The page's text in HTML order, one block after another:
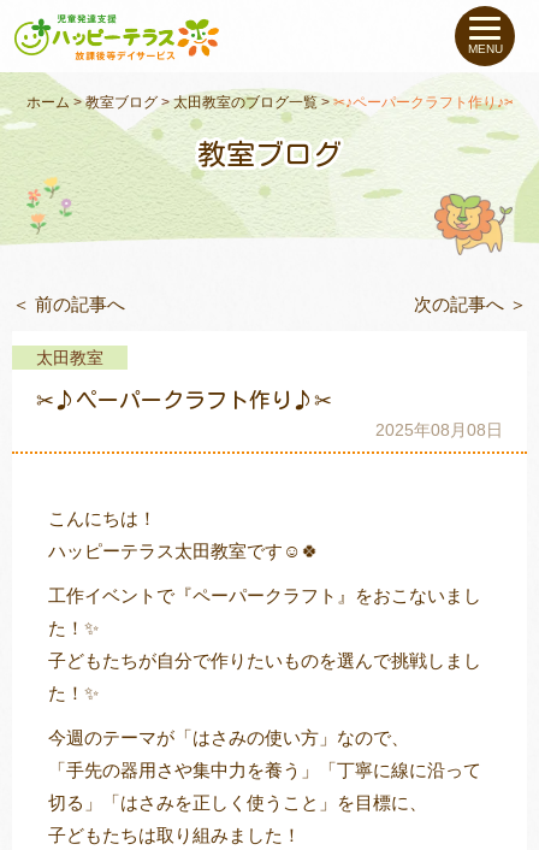
私たちについて
未就学のお子さま（０〜６才）
小学生〜高校生のお子さま
支援事例
教室一覧
MENU
ホーム >教室ブログ>太田教室のブログ一覧>✂♪ペーパークラフト作り♪✂
教室ブログ
＜ 前の記事へ 次の記事へ ＞
太田教室
✂♪ペーパークラフト作り♪✂
2025年08月08日
こんにちは！
ハッピーテラス太田教室です☺🍀
工作イベントで『ペーパークラフト』をおこないまし
た！✨
子どもたちが自分で作りたいものを選んで挑戦しまし
た！✨
今週のテーマが「はさみの使い方」なので、
「手先の器用さや集中力を養う」「丁寧に線に沿って
切る」「はさみを正しく使うこと」を目標に、
子どもたちは取り組みました！